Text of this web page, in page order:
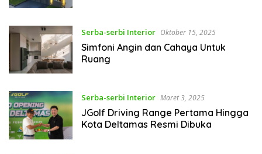
Serba-serbi Interior Oktober 15, 2025
Simfoni Angin dan Cahaya Untuk
Ruang
Serba-serbi Interior Maret 3, 2025
JGolf Driving Range Pertama Hingga
Kota Deltamas Resmi Dibuka